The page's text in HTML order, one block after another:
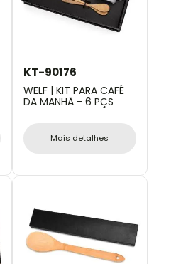
KT-90176
WELF | KIT PARA CAFÉ
DA MANHÃ - 6 PÇS
Mais detalhes